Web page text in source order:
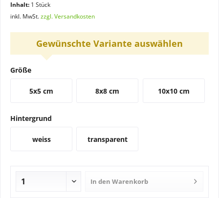
Inhalt: 1 Stück
inkl. MwSt.zzgl. Versandkosten
Gewünschte Variante auswählen
Größe
5x5 cm 8x8 cm 10x10 cm
Hintergrund
weiss transparent
In den Warenkorb